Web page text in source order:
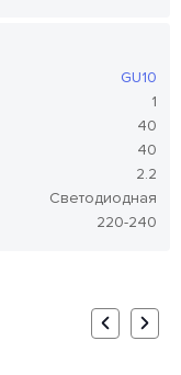
GU10
1
40
40
2.2
Светодиодная
220-240